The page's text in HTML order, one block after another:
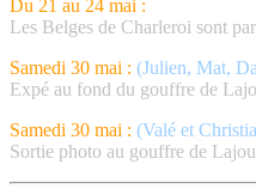
Du 21 au 24 mai :
Les Belges de Charleroi sont
Samedi 30 mai : (Julien, Mat,
Expé au fond du gouffre de
Samedi 30 mai : (Valé et
Sortie photo au gouffre de